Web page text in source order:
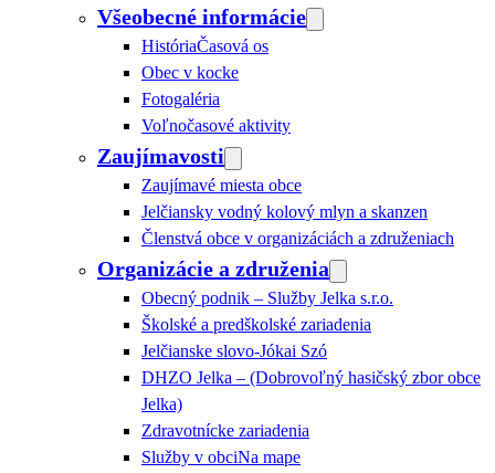
Všeobecné informácie
HistóriaČasová os
Obec v kocke
Fotogaléria
Voľnočasové aktivity
Zaujímavosti
Zaujímavé miesta obce
Jelčiansky vodný kolový mlyn a skanzen
Členstvá obce v organizáciách a združeniach
Organizácie a združenia
Obecný podnik – Služby Jelka s.r.o.
Školské a predškolské zariadenia
Jelčianske slovo-Jókai Szó
DHZO Jelka – (Dobrovoľný hasičský zbor obce
Jelka)
Zdravotnícke zariadenia
Služby v obciNa mape